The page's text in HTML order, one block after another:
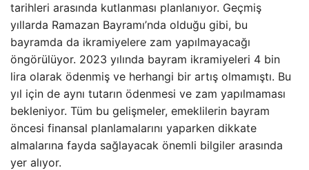
tarihleri arasında kutlanması planlanıyor. Geçmiş
yıllarda Ramazan Bayramı’nda olduğu gibi, bu
bayramda da ikramiyelere zam yapılmayacağı
öngörülüyor. 2023 yılında bayram ikramiyeleri 4 bin
lira olarak ödenmiş ve herhangi bir artış olmamıştı. Bu
yıl için de aynı tutarın ödenmesi ve zam yapılmaması
bekleniyor. Tüm bu gelişmeler, emeklilerin bayram
öncesi finansal planlamalarını yaparken dikkate
almalarına fayda sağlayacak önemli bilgiler arasında
yer alıyor.